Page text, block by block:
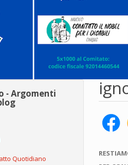
- Argomenti
Quotidiano